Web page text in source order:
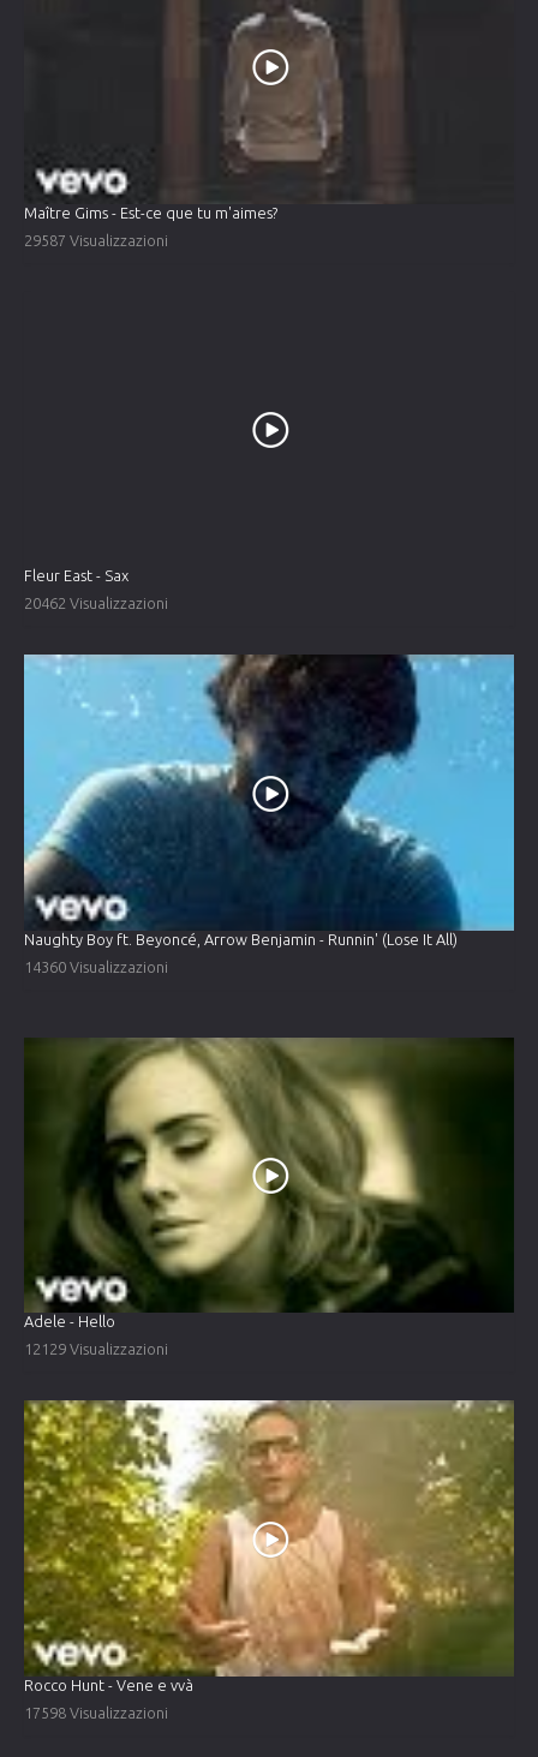
Maître Gims - Est-ce que tu m'aimes?
29587 Visualizzazioni
Fleur East - Sax
20462 Visualizzazioni
Naughty Boy ft. Beyoncé, Arrow Benjamin - Runnin' (Lose It All)
14360 Visualizzazioni
Adele - Hello
12129 Visualizzazioni
Rocco Hunt - Vene e vvà
17598 Visualizzazioni